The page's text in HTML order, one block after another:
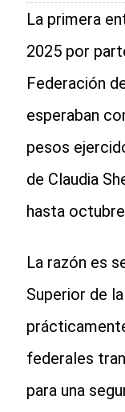
Facebook
Twitter
global.social-
La primera
2025 por
Federación
esperaban
pesos
de Claudia
hasta
La razón es
Superior de
federales
para una